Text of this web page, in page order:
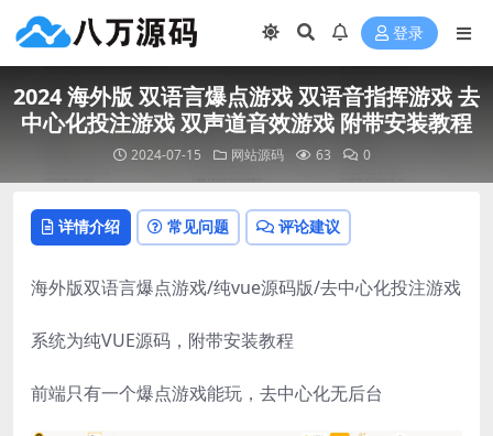
登录
2024 海外版 双语言爆点游戏 双语音指挥游戏 去
中心化投注游戏 双声道音效游戏 附带安装教程
2024-07-15 网站源码 63 0
详情介绍 常见问题 评论建议
海外版双语言爆点游戏/纯vue源码版/去中心化投注游戏
系统为纯VUE源码，附带安装教程
前端只有一个爆点游戏能玩，去中心化无后台